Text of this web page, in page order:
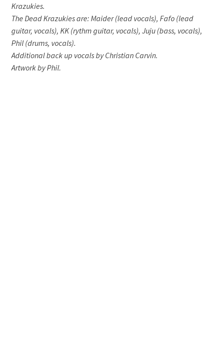
Krazukies.
The Dead Krazukies are: Maider (lead vocals), Fafo (lead
guitar, vocals), KK (rythm guitar, vocals), Juju (bass, vocals),
Phil (drums, vocals).
Additional back up vocals by Christian Carvin.
Artwork by Phil.